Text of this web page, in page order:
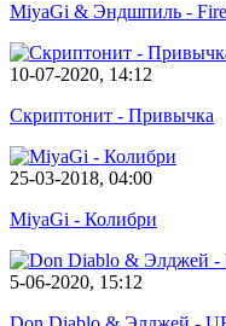
MiyaGi & Эндшпиль - Fire
10-07-2020, 14:12
Скриптонит - Привычка
25-03-2018, 04:00
MiyaGi - Колибри
5-06-2020, 15:12